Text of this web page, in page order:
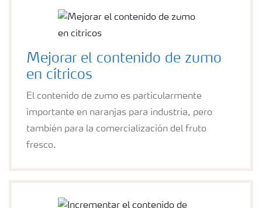
Mejorar el contenido de zumo
en cítricos
El contenido de zumo es particularmente
importante en naranjas para industria, pero
también para la comercialización del fruto
fresco.